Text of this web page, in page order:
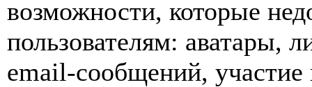
возможности, которые
пользователям: аватары,
email-сообщений, участие